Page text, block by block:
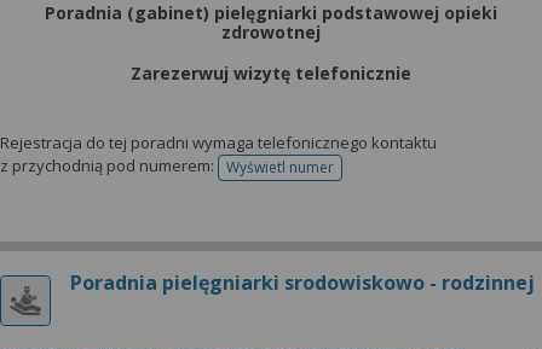
Poradnia (gabinet) pielęgniarki podstawowej opieki
zdrowotnej
Zarezerwuj wizytę telefonicznie
Rejestracja do tej poradni wymaga telefonicznego kontaktu
z przychodnią pod numerem:
Wyświetl numertelefonu do rejestracji
Poradnia pielęgniarki srodowiskowo - rodzinnej